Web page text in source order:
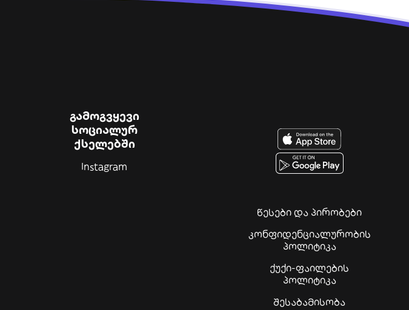
გამოგვყევი
სოციალურ
ქსელებში
Instagram
წესები და პირობები
კონფიდენციალურობის
პოლიტიკა
ქუქი-ფაილების
პოლიტიკა
შესაბამისობა